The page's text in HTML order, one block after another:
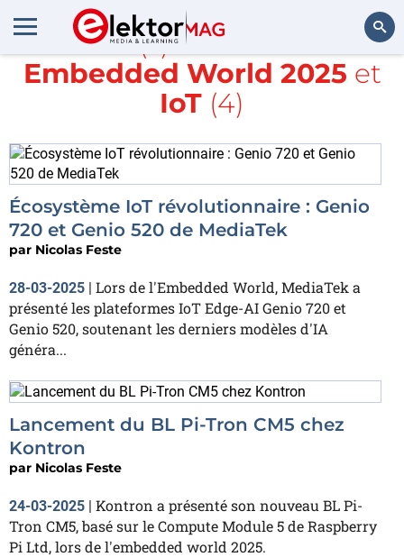
Rechercher
Article(s) avec la balise
Embedded World 2025 et
IoT (4)
Écosystème IoT révolutionnaire : Genio
720 et Genio 520 de MediaTek
par Nicolas Feste
28-03-2025 | Lors de l'Embedded World, MediaTek a
présenté les plateformes IoT Edge-AI Genio 720 et
Genio 520, soutenant les derniers modèles d'IA
généra...
Lancement du BL Pi-Tron CM5 chez
Kontron
par Nicolas Feste
24-03-2025 | Kontron a présenté son nouveau BL Pi-
Tron CM5, basé sur le Compute Module 5 de Raspberry
Pi Ltd, lors de l'embedded world 2025.